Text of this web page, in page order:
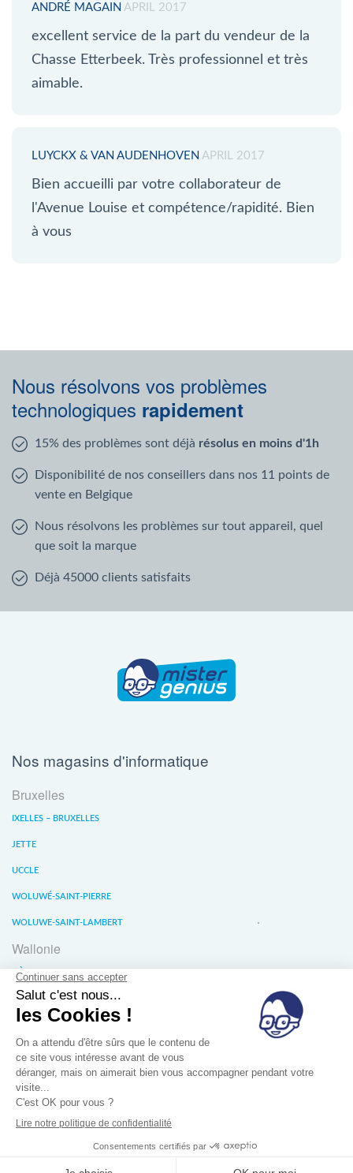
ANDRÉ MAGAIN APRIL 2017
excellent service de la part du vendeur de la
Chasse Etterbeek. Très professionnel et très
aimable.
LUYCKX & VAN AUDENHOVEN APRIL 2017
Bien accueilli par votre collaborateur de
l'Avenue Louise et compétence/rapidité. Bien
à vous
Nous résolvons vos problèmes
technologiques rapidement
15% des problèmes sont déjà résolus en moins d'1h
Disponibilité de nos conseillers dans nos 11 points de
vente en Belgique
Nous résolvons les problèmes sur tout appareil, quel
que soit la marque
Déjà 45000 clients satisfaits
Nos magasins d'informatique
Bruxelles
IXELLES – BRUXELLES
JETTE
UCCLE
WOLUWÉ-SAINT-PIERRE
WOLUWE-SAINT-LAMBERT
Wallonie
LIÈGE
WATERLOO
WAVRE
À propos Conditions générales de vente
Confidentalité des données Jobs